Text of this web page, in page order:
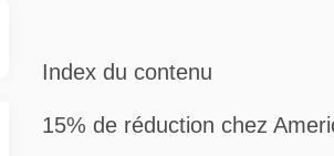
Index du contenu
15% de réduction chez